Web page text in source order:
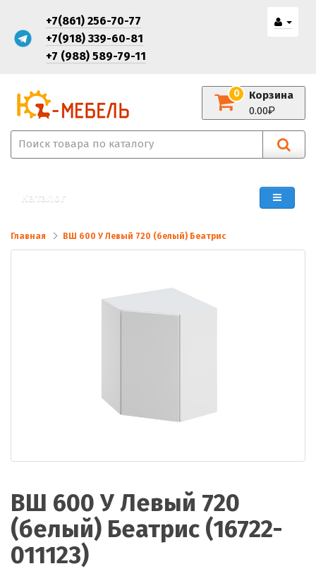
+7(861) 256-70-77
+7(918) 339-60-81
+7 (988) 589-79-11
Корзина
0
0.00
Каталог
Главная ВШ 600 У Левый 720 (белый) Беатрис
ВШ 600 У Левый 720
(белый) Беатрис (16722-
011123)